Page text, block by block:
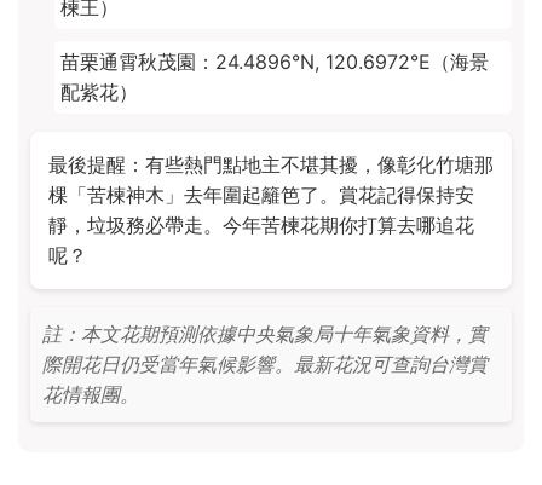
楝王）
苗栗通霄秋茂園：24.4896°N, 120.6972°E（海景
配紫花）
最後提醒：有些熱門點地主不堪其擾，像彰化竹塘那
棵「苦楝神木」去年圍起籬笆了。賞花記得保持安
靜，垃圾務必帶走。今年苦楝花期你打算去哪追花
呢？
註：本文花期預測依據中央氣象局十年氣象資料，實
際開花日仍受當年氣候影響。最新花況可查詢台灣賞
花情報團。